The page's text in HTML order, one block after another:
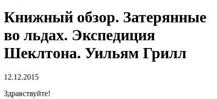
Книжный обзор. Затерянные
во льдах. Экспедиция
Шеклтона. Уильям Грилл
12.12.2015
Здравствуйте!